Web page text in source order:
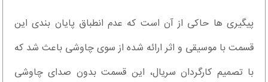
پیگیری ها حاکی از آن است که عدم انطباق پایان بندی این
قسمت با موسیقی و اثر ارائه شده از سوی چاوشی باعث شد که
با تصمیم کارگردان سریال، این قسمت بدون صدای چاوشی